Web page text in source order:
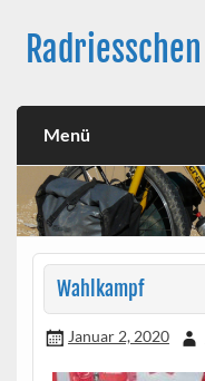
contentRadriesschen
Menü
Wahlkampf
Januar 2, 2020